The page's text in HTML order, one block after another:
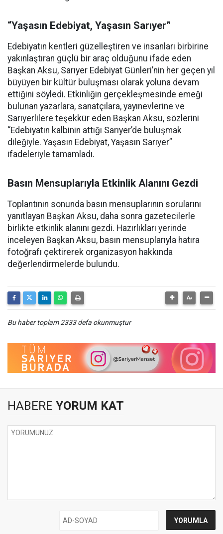
“Yaşasın Edebiyat, Yaşasın Sarıyer”
Edebiyatın kentleri güzelleştiren ve insanları birbirine
yakınlaştıran güçlü bir araç olduğunu ifade eden
Başkan Aksu, Sarıyer Edebiyat Günleri’nin her geçen yıl
büyüyen bir kültür buluşması olarak yoluna devam
ettiğini söyledi. Etkinliğin gerçekleşmesinde emeği
bulunan yazarlara, sanatçılara, yayınevlerine ve
Sarıyerlilere teşekkür eden Başkan Aksu, sözlerini
“Edebiyatın kalbinin attığı Sarıyer’de buluşmak
dileğiyle. Yaşasın Edebiyat, Yaşasın Sarıyer”
ifadeleriyle tamamladı.
Basın Mensuplarıyla Etkinlik Alanını Gezdi
Toplantının sonunda basın mensuplarının sorularını
yanıtlayan Başkan Aksu, daha sonra gazetecilerle
birlikte etkinlik alanını gezdi. Hazırlıkları yerinde
inceleyen Başkan Aksu, basın mensuplarıyla hatıra
fotoğrafı çektirerek organizasyon hakkında
değerlendirmelerde bulundu.
Bu haber toplam 2333 defa okunmuştur
HABERE YORUM KAT